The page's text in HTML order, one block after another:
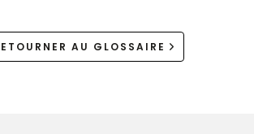
AU GLOSSAIRE